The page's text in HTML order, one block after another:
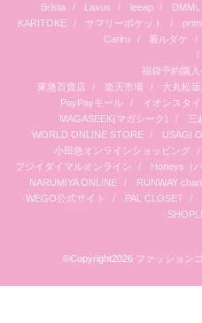
Brista
Laxus leeap DMM
KARITOKE
サマリーポケット
Cariru
着ルダケ
福袋予約購入
東急百貨店
楽天市場 大丸松
PayPayモール
イオンスタ
MAGASEEK(マガシーク)
三
WORLD ONLINE STORE
USAGI
小田急オンラインショッピング
フジイダイマルオンライン
Honeys（
NARUMIYA ONLINE
RUNWAY
WEGO公式サイト
PAL CLOSET
©Copyright2026 ファッション